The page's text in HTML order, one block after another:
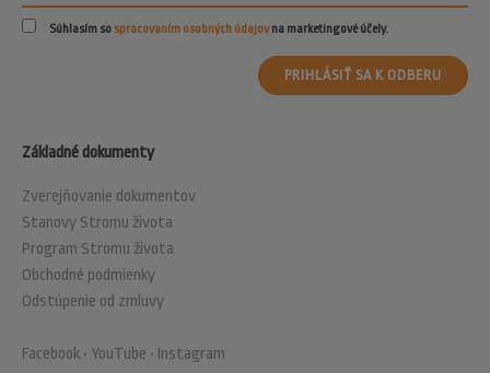
Základné dokumenty
Zverejňovanie dokumentov
Stanovy Stromu života
Program Stromu života
Obchodné podmienky
Odstúpenie od zmluvy
Facebook • YouTube • Instagram
Súhlasím so spracovaním osobných údajovna marketingové účely.
PRIHLÁSIŤ SA K ODBERU